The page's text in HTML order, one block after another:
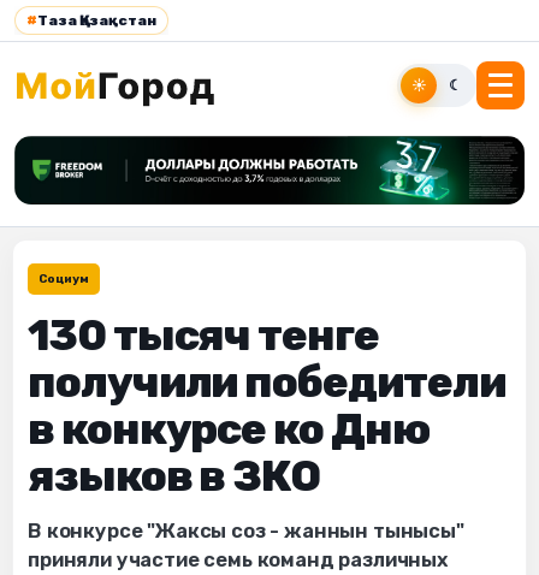
#Таза Қазақстан
☀ ☾
Социум
130 тысяч тенге
получили победители
в конкурсе ко Дню
языков в ЗКО
В конкурсе "Жаксы соз - жаннын тынысы"
приняли участие семь команд различных